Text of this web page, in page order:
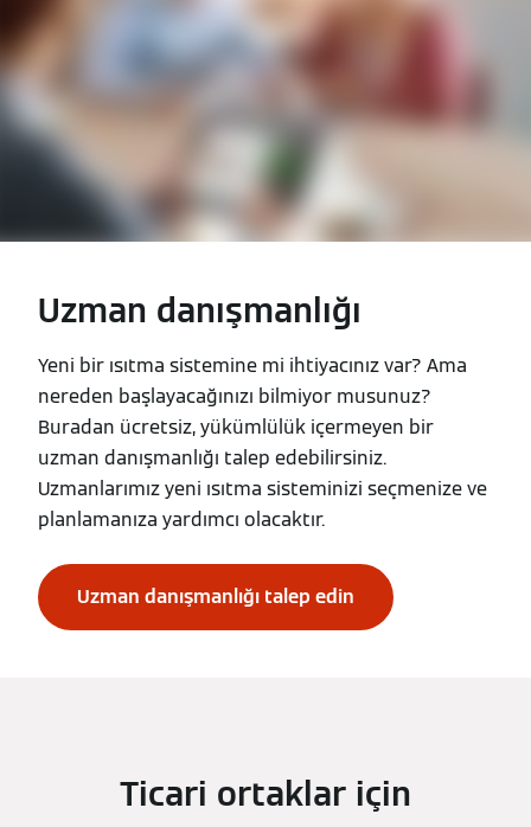
Uzman danışmanlığı
Yeni bir ısıtma sistemine mi ihtiyacınız var? Ama
nereden başlayacağınızı bilmiyor musunuz?
Buradan ücretsiz, yükümlülük içermeyen bir
uzman danışmanlığı talep edebilirsiniz.
Uzmanlarımız yeni ısıtma sisteminizi seçmenize ve
planlamanıza yardımcı olacaktır.
Uzman danışmanlığı talep edin
Ticari ortaklar için